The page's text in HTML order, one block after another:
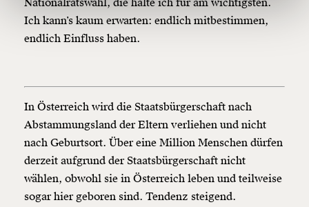
150€ €
ausdrucken oder weiterleiten und verschenken
Weiter
1/3
Nationalratswahl, die halte ich für am wichtigsten.
Ich kann’s kaum erwarten: endlich mitbestimmen,
endlich Einfluss haben.
In Österreich wird die Staatsbürgerschaft nach
Abstammungsland der Eltern verliehen und nicht
nach Geburtsort. Über eine Million Menschen dürfen
derzeit aufgrund der Staatsbürgerschaft nicht
wählen, obwohl sie in Österreich leben und teilweise
sogar hier geboren sind. Tendenz steigend.